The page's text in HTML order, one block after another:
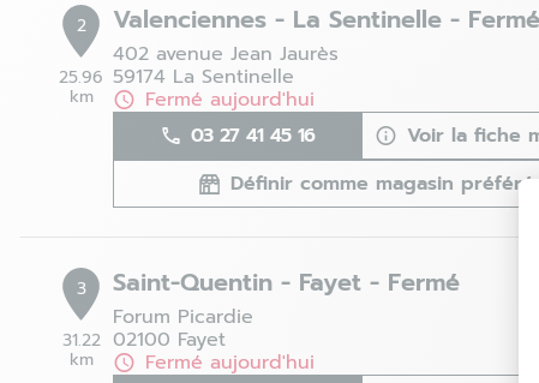
2
25.96
km
Valenciennes - La Sentinelle - Fermé
402 avenue Jean Jaurès
59174 La Sentinelle
Fermé aujourd'hui
03 27 41 45 16
Voir la fiche
Définir comme magasin préféré
3
31.22
km
Saint-Quentin - Fayet - Fermé
Forum Picardie
02100 Fayet
Fermé aujourd'hui